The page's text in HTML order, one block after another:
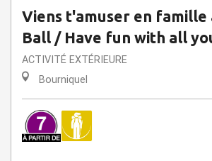
Viens t'amuser en famille
Ball / Have fun with all
ACTIVITÉ EXTÉRIEURE
Bourniquel